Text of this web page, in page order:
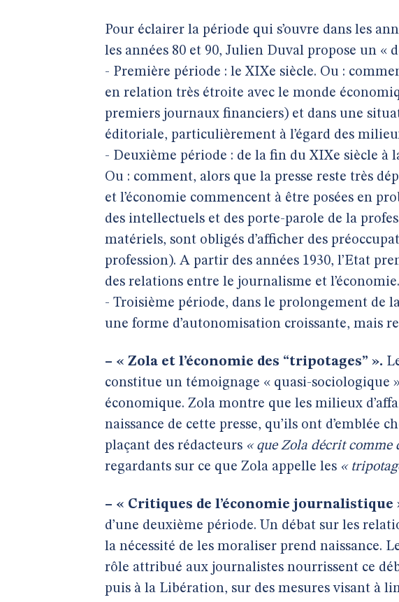
Pour éclairer la période qui s’ouvre dans les
les années 80 et 90, Julien Duval propose un
- Première période : le XIXe siècle. Ou :
en relation très étroite avec le monde
premiers journaux financiers) et dans une
éditoriale, particulièrement à l’égard des
- Deuxième période : de la fin du XIXe siècle à
Ou : comment, alors que la presse reste très
et l’économie commencent à être posées en
des intellectuels et des porte-parole de la
matériels, sont obligés d’afficher des
profession). A partir des années 1930, l’Etat
des relations entre le journalisme et l’économie.
- Troisième période, dans le prolongement de
une forme d’autonomisation croissante, mais
– « Zola et l’économie des “tripotages” ».
constitue un témoignage « quasi-sociologique
économique. Zola montre que les milieux
naissance de cette presse, qu’ils ont d’emblée
plaçant des rédacteurs « que Zola décrit comme
regardants sur ce que Zola appelle les «
– « Critiques de l’économie journalistique
d’une deuxième période. Un débat sur les
la nécessité de les moraliser prend naissance.
rôle attribué aux journalistes nourrissent ce
puis à la Libération, sur des mesures visant à